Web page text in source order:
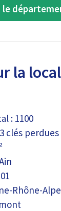
le
la
: 1100
clés
Rhône-